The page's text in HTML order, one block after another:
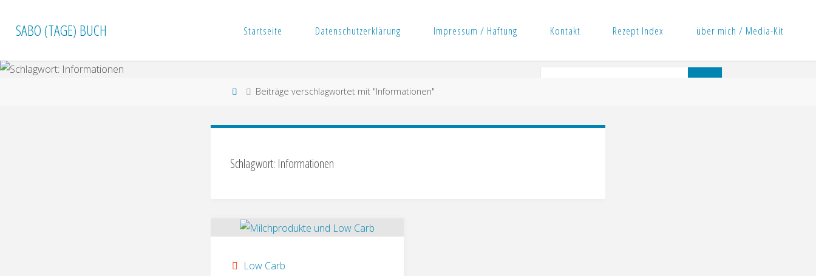
InhaltSABO (TAGE) BUCH Startseite Datenschutzerklärung Impressum / Haftung Kontakt Rezept Index über mich / Media-Kit
Suchen
StartBeiträge verschlagwortet mit "Informationen"
Schlagwort: Informationen
Low Carb